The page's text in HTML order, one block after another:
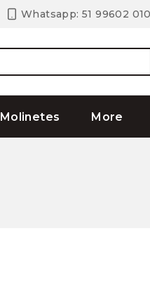
Whatsapp: 51 99602
Molinetes More